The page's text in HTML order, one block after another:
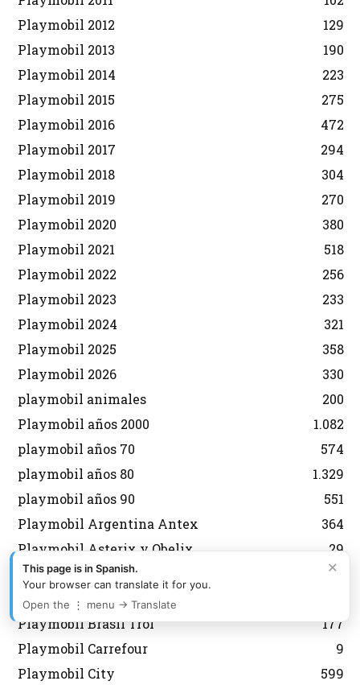
Playmobil 2012
129
Playmobil 2013
190
Playmobil 2014
223
Playmobil 2015
275
Playmobil 2016
472
Playmobil 2017
294
Playmobil 2018
304
Playmobil 2019
270
Playmobil 2020
380
Playmobil 2021
518
Playmobil 2022
256
Playmobil 2023
233
Playmobil 2024
321
Playmobil 2025
358
Playmobil 2026
330
playmobil animales
200
Playmobil años 2000
1.082
playmobil años 70
574
playmobil años 80
1.329
playmobil años 90
551
Playmobil Argentina Antex
364
Playmobil Asterix y Obelix
29
Playmobil aviones
134
Playmobil Belen
Playmobil Brasil Trol
177
Playmobil Carrefour
9
Playmobil City
599
×
This page is in Spanish.
Your browser can translate it for you.
Open the ⋮ menu → Translate